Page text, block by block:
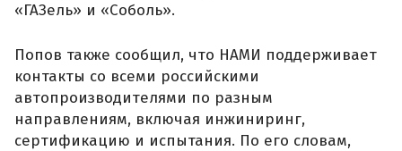
«ГАЗель» и «Соболь».
Попов также сообщил, что НАМИ поддерживает
контакты со всеми российскими
автопроизводителями по разным
направлениям, включая инжиниринг,
сертификацию и испытания. По его словам,